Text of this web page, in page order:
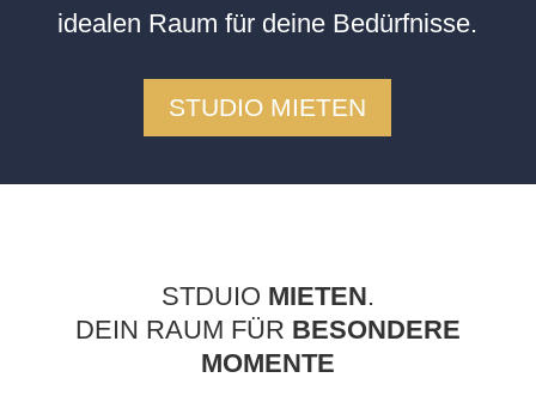
idealen Raum für deine Bedürfnisse.
STUDIO MIETEN
STDUIO MIETEN.
DEIN RAUM FÜR BESONDERE
MOMENTE